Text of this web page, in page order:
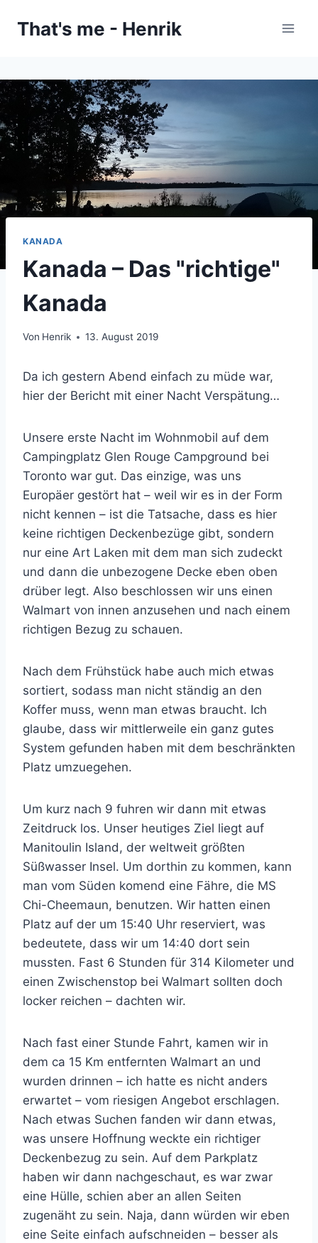
InhaltThat's me - Henrik
KANADA
Kanada – Das "richtige"
Kanada
Von Henrik 13. August 2019
Da ich gestern Abend einfach zu müde war,
hier der Bericht mit einer Nacht Verspätung…
Unsere erste Nacht im Wohnmobil auf dem
Campingplatz Glen Rouge Campground bei
Toronto war gut. Das einzige, was uns
Europäer gestört hat – weil wir es in der Form
nicht kennen – ist die Tatsache, dass es hier
keine richtigen Deckenbezüge gibt, sondern
nur eine Art Laken mit dem man sich zudeckt
und dann die unbezogene Decke eben oben
drüber legt. Also beschlossen wir uns einen
Walmart von innen anzusehen und nach einem
richtigen Bezug zu schauen.
Nach dem Frühstück habe auch mich etwas
sortiert, sodass man nicht ständig an den
Koffer muss, wenn man etwas braucht. Ich
glaube, dass wir mittlerweile ein ganz gutes
System gefunden haben mit dem beschränkten
Platz umzuegehen.
Um kurz nach 9 fuhren wir dann mit etwas
Zeitdruck los. Unser heutiges Ziel liegt auf
Manitoulin Island, der weltweit größten
Süßwasser Insel. Um dorthin zu kommen, kann
man vom Süden komend eine Fähre, die MS
Chi-Cheemaun, benutzen. Wir hatten einen
Platz auf der um 15:40 Uhr reserviert, was
bedeutete, dass wir um 14:40 dort sein
mussten. Fast 6 Stunden für 314 Kilometer und
einen Zwischenstop bei Walmart sollten doch
locker reichen – dachten wir.
Nach fast einer Stunde Fahrt, kamen wir in
dem ca 15 Km entfernten Walmart an und
wurden drinnen – ich hatte es nicht anders
erwartet – vom riesigen Angebot erschlagen.
Nach etwas Suchen fanden wir dann etwas,
was unsere Hoffnung weckte ein richtiger
Deckenbezug zu sein. Auf dem Parkplatz
haben wir dann nachgeschaut, es war zwar
eine Hülle, schien aber an allen Seiten
zugenäht zu sein. Naja, dann würden wir eben
eine Seite einfach aufschneiden – besser als